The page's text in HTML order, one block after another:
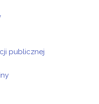
publicznej